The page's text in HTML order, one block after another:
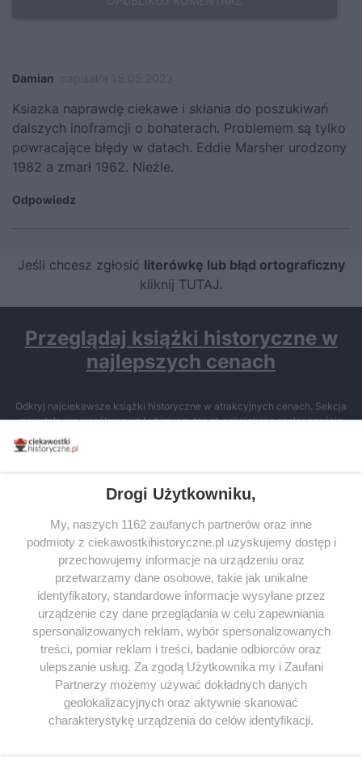
Damian
Ksiazka naprawdę ciekawe i skłania do poszukiwań
dalszych inoframcji o bohaterach. Problemem są tylko
powracające błędy w datach. Eddie Marsher urodzony
1982 a zmarł 1962. Nieźle.
Odpowiedz
Jeśli chcesz zgłosić literówkę lub błąd ortograficzny
kliknij TUTAJ.
Przeglądaj książki historyczne w
najlepszych cenach
Odkryj najciekawsze książki historyczne w atrakcyjnych cenach. Sekcja
powstała we współpracy z Lubimyczytac.pl, największą społecznością
tytułów najwyżej ocenianych przez czytelników.
SERWIS
SPOŁECZNOŚĆ
WSPÓŁPRACA
KONTAKT
ODWIEDŹ RÓWNIEŻ:
Drogi Użytkowniku,
My, naszych 1162 zaufanych partnerów oraz inne
podmioty z ciekawostkihistoryczne.pl uzyskujemy dostęp i
przechowujemy informacje na urządzeniu oraz
przetwarzamy dane osobowe, takie jak unikalne
identyfikatory, standardowe informacje wysyłane przez
urządzenie czy dane przeglądania w celu zapewniania
spersonalizowanych reklam, wybór spersonalizowanych
treści, pomiar reklam i treści, badanie odbiorców oraz
ulepszanie usług. Za zgodą Użytkownika my i Zaufani
Partnerzy możemy używać dokładnych danych
geolokalizacyjnych oraz aktywnie skanować
charakterystykę urządzenia do celów identyfikacji.